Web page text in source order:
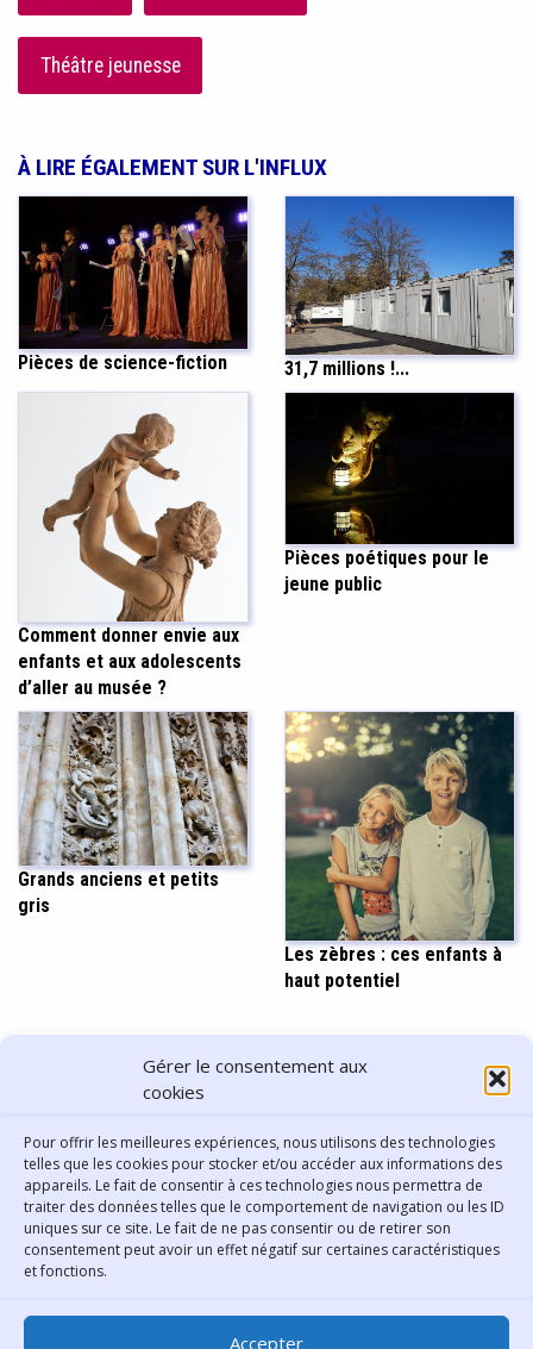
Gérer le consentement aux
cookies
Pour offrir les meilleures expériences, nous utilisons des technologies
telles que les cookies pour stocker et/ou accéder aux informations des
appareils. Le fait de consentir à ces technologies nous permettra de
traiter des données telles que le comportement de navigation ou les ID
uniques sur ce site. Le fait de ne pas consentir ou de retirer son
consentement peut avoir un effet négatif sur certaines caractéristiques
et fonctions.
Accepter
Théâtre jeunesse
À LIRE ÉGALEMENT SUR L'INFLUX
Pièces de science-fiction 31,7 millions !...
Comment donner envie aux
enfants et aux adolescents
d’aller au musée ?
Pièces poétiques pour le
jeune public
Grands anciens et petits
gris
Les zèbres : ces enfants à
haut potentiel
PARTAGER CET ARTICLE
Bibliothèque municipale de